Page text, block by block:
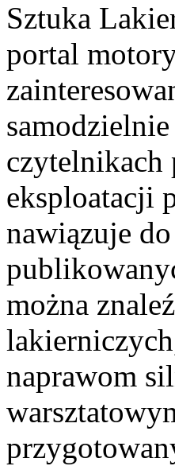
Sztuka
portal
czytelnikach
eksploatacji
nawiązuje
można
naprawom